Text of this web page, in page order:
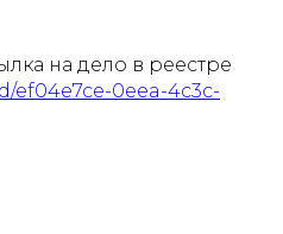
на дело в реестре
ef04e7ce-0eea-4c3c-